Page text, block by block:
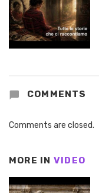
COMMENTS
Comments are closed.
MORE IN VIDEO